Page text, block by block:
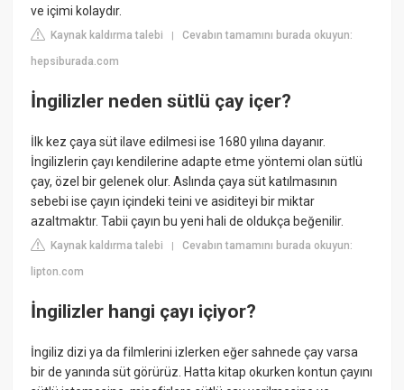
ve içimi kolaydır.
Kaynak kaldırma talebi |Cevabın tamamını burada okuyun:
hepsiburada.com
İngilizler neden sütlü çay içer?
İlk kez çaya süt ilave edilmesi ise 1680 yılına dayanır.
İngilizlerin çayı kendilerine adapte etme yöntemi olan sütlü
çay, özel bir gelenek olur. Aslında çaya süt katılmasının
sebebi ise çayın içindeki teini ve asiditeyi bir miktar
azaltmaktır. Tabii çayın bu yeni hali de oldukça beğenilir.
Kaynak kaldırma talebi |Cevabın tamamını burada okuyun:
lipton.com
İngilizler hangi çayı içiyor?
İngiliz dizi ya da filmlerini izlerken eğer sahnede çay varsa
bir de yanında süt görürüz. Hatta kitap okurken kontun çayını